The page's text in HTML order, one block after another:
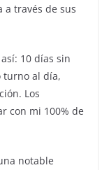
a través de sus
10 días sin
turno al día,
Los
con mi 100% de
notable